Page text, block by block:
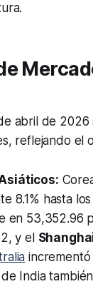
abril de
reflejando el
8.1% hasta
en 53,352.96
y el
India